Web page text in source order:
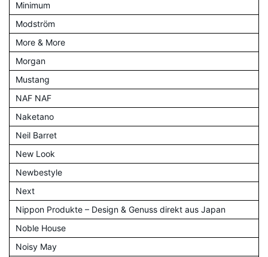
Minimum
Modström
More & More
Morgan
Mustang
NAF NAF
Naketano
Neil Barret
New Look
Newbestyle
Next
Nippon Produkte – Design & Genuss direkt aus Japan
Noble House
Noisy May